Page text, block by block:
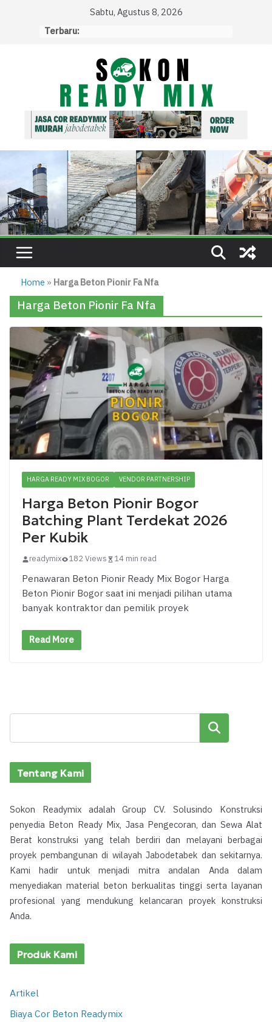
Sabtu, Agustus 8, 2026
Terbaru:
Home » Harga Beton Pionir Fa Nfa
Harga Beton Pionir Fa Nfa
HARGA READY MIX BOGOR VENDOR PARTNERSHIP
Harga Beton Pionir Bogor
Batching Plant Terdekat 2026
Per Kubik
readymix 182 Views 14 min read
Penawaran Beton Pionir Ready Mix Bogor Harga
Beton Pionir Bogor saat ini menjadi pilihan utama
banyak kontraktor dan pemilik proyek
Read More
Cari
Tentang Kami
Sokon Readymix adalah Group CV. Solusindo Konstruksi
penyedia Beton Ready Mix, Jasa Pengecoran, dan Sewa Alat
Berat konstruksi yang telah berdiri dan melayani berbagai
proyek pembangunan di wilayah Jabodetabek dan sekitarnya.
Kami hadir untuk menjadi mitra andalan Anda dalam
menyediakan material beton berkualitas tinggi serta layanan
profesional yang mendukung kelancaran proyek konstruksi
Anda.
Produk Kami
Artikel
Biaya Cor Beton Readymix